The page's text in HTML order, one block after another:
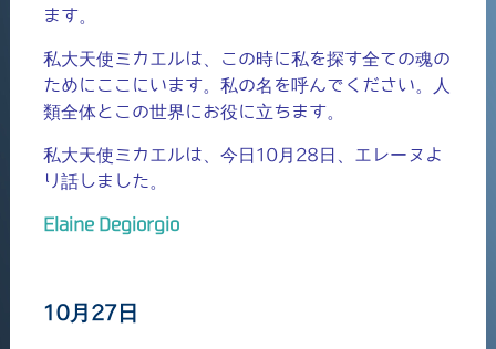
ます。
私大天使ミカエルは、この時に私を探す全ての魂の
ためにここにいます。私の名を呼んでください。人
類全体とこの世界にお役に立ちます。
私大天使ミカエルは、今日10月28日、エレーヌよ
り話しました。
Elaine Degiorgio
10月27日